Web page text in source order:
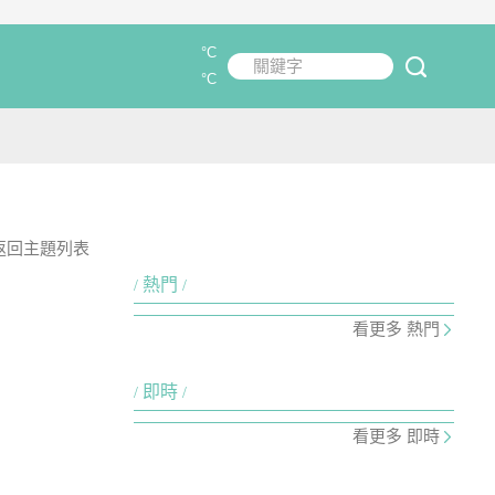
關鍵字
°C
°C
回主題列表
熱門
看更多 熱門
即時
看更多 即時